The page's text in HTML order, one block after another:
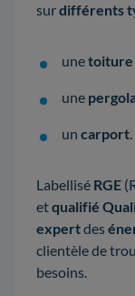
surdifférents
unetoiture
une
un carport.
Labellisé RGE
etqualifié
expertdes
clientèle de
besoins.